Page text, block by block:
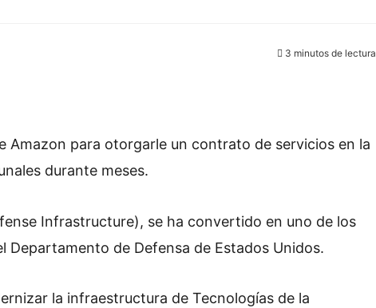
3 minutos de lectura
Amazon para otorgarle un contrato de servicios en la
durante meses.
Infrastructure), se ha convertido en uno de los
de Defensa de Estados Unidos.
la infraestructura de Tecnologías de la